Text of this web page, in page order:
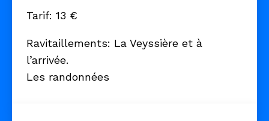
Tarif: 13 €
Ravitaillements: La Veyssière et à
l’arrivée.
Les randonnées